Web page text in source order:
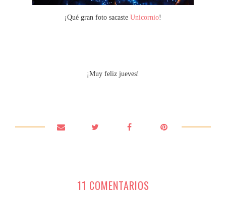
¡Qué gran foto sacaste Unicornio!
¡Muy feliz jueves!
11 COMENTARIOS